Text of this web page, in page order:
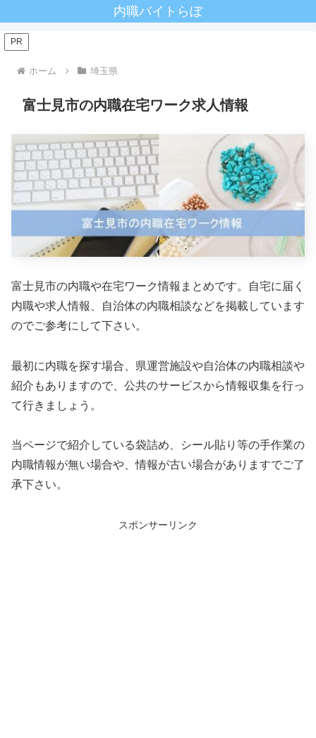
内職バイトらぼ
PR
ホーム 埼玉県
富士見市の内職在宅ワーク求人情報
富士見市の内職や在宅ワーク情報まとめです。自宅に届く
内職や求人情報、自治体の内職相談などを掲載しています
のでご参考にして下さい。
最初に内職を探す場合、県運営施設や自治体の内職相談や
紹介もありますので、公共のサービスから情報収集を行っ
て行きましょう。
当ページで紹介している袋詰め、シール貼り等の手作業の
内職情報が無い場合や、情報が古い場合がありますでご了
承下さい。
スポンサーリンク